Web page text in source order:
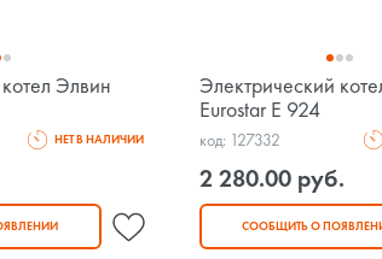
Элвин
НЕТ В НАЛИЧИИ
Электрический
Eurostar E 924
код: 127332
2 280.00 руб.
СООБЩИТЬ О